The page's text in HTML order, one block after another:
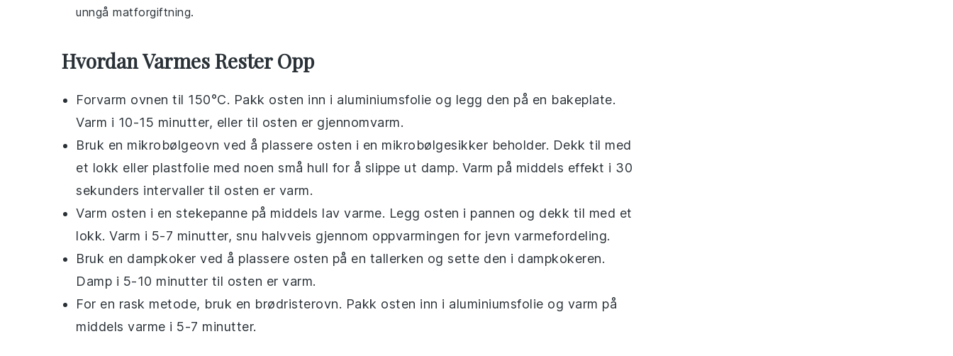
unngå matforgiftning.
Hvordan Varmes Rester Opp
Forvarm ovnen til 150°C. Pakk osten inn i aluminiumsfolie og legg den på en bakeplate.
Varm i 10-15 minutter, eller til osten er gjennomvarm.
Bruk en mikrobølgeovn ved å plassere osten i en mikrobølgesikker beholder. Dekk til med
et lokk eller plastfolie med noen små hull for å slippe ut damp. Varm på middels effekt i 30
sekunders intervaller til osten er varm.
Varm osten i en stekepanne på middels lav varme. Legg osten i pannen og dekk til med et
lokk. Varm i 5-7 minutter, snu halvveis gjennom oppvarmingen for jevn varmefordeling.
Bruk en dampkoker ved å plassere osten på en tallerken og sette den i dampkokeren.
Damp i 5-10 minutter til osten er varm.
For en rask metode, bruk en brødristerovn. Pakk osten inn i aluminiumsfolie og varm på
middels varme i 5-7 minutter.